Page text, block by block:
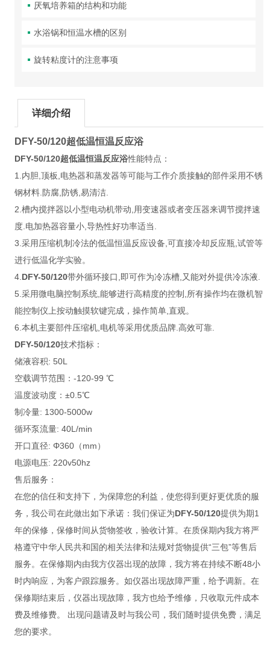
厌氧培养箱的结构和功能
水浴锅和恒温水槽的区别
旋转粘度计的注意事项
详细介绍
DFY-50/120超低温恒温反应浴
DFY-50/120超低温恒温反应浴性能特点：
1.内胆,顶板,电热器和蒸发器等可能与工作介质接触的部件采用不锈
钢材料.防腐,防锈,易清洁.
2.槽内搅拌器以小型电动机带动,用变速器或者变压器来调节搅拌速
度.电加热器容量小,导热性好功率适当.
3.采用压缩机制冷法的低温恒温反应设备,可直接冷却反应瓶,试管等
进行低温化学实验。
4. DFY-50/120带外循环接口,即可作为冷冻槽,又能对外提供冷冻液.
5.采用微电脑控制系统,能够进行高精度的控制,所有操作均在微机智
能控制仪上按动触摸软键完成，操作简单,直观。
6.本机主要部件压缩机,电机等采用优质品牌.高效可靠.
DFY-50/120技术指标：
储液容积: 50L
空载调节范围：-120-99 ℃
温度波动度：±0.5℃
制冷量: 1300-5000w
循环泵流量: 40L/min
开口直径: Φ360（mm）
电源电压: 220v50hz
售后服务：
在您的信任和支持下，为保障您的利益，使您得到更好更优质的服
务，我公司在此做出如下承诺：我们保证为DFY-50/120提供为期1
年的保修，保修时间从货物签收，验收计算。在质保期内我方将严
格遵守中华人民共和国的相关法律和法规对货物提供“三包”等售后
服务。在保修期内由我方仪器出现的故障，我方将在持续不断48小
时内响应，为客户跟踪服务。如仪器出现故障严重，给予调新。在
保修期结束后，仪器出现故障，我方也给予维修，只收取元件成本
费及维修费。 出现问题请及时与我公司，我们随时提供免费，满足
您的要求。